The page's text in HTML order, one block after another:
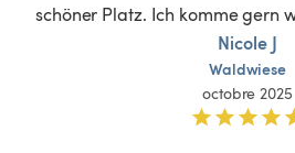
schöner Platz. Ich komme gern
Nicole J
Waldwiese
octobre 2025